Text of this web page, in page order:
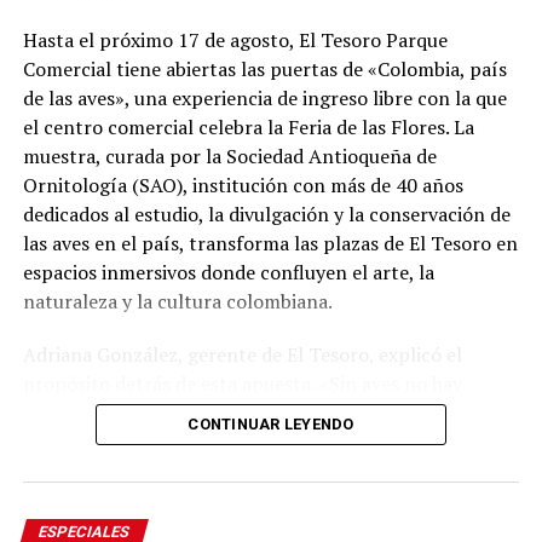
unir dos símbolos que hacen parte del corazón de los
antioqueños: Horizontes, una obra emblemática de
nuestro patrimonio cultural, y Aguardiente Antioqueño,
una marca que por más de cien años ha acompañado
nuestras celebraciones y los momentos más
importantes de nuestra historia. Esta edición especial es
un homenaje a nuestras raíces y a los valores que nos
definen: el trabajo, la berraquera, la esperanza, la
familia y la capacidad de mirar siempre hacia adelante»,
afirmó el directivo.
departamento y sus paisajes de montaña, además del
sello «Modo Antioqueño», estrategia de la
orgullo y los valores regionales.
Hasta el próximo 17 de agosto, El Tesoro Parque
Comercial tiene abiertas las puertas de «Colombia, país
de las aves», una experiencia de ingreso libre con la que
el centro comercial celebra la Feria de las Flores. La
muestra, curada por la Sociedad Antioqueña de
Ornitología (SAO), institución con más de 40 años
dedicados al estudio, la divulgación y la conservación de
las aves en el país, transforma las plazas de El Tesoro en
espacios inmersivos donde confluyen el arte, la
naturaleza y la cultura colombiana.
flores. Por esta razón abrimos nuestra celebración de la
Feria de las Flores con ‘Colombia, país de las aves’, una
propósito: diseñar espacios que nos enseñen sobre
CONTINUAR LEYENDO
ESPECIALES